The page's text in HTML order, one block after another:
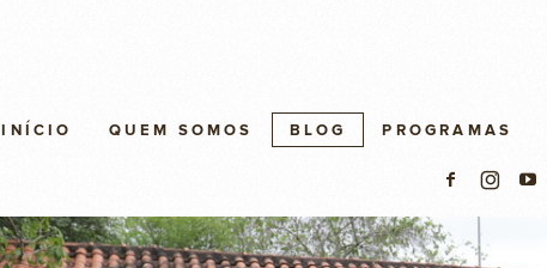
INÍCIO QUEM SOMOS BLOG PROGRAMAS